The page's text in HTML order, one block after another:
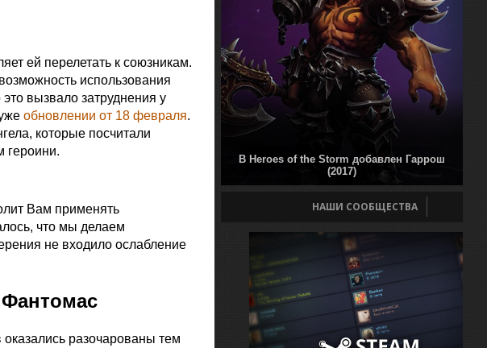
ей перелетать к союзникам.
использования
вызвало затруднения у
обновлении от 18 февраля.
которые посчитали
героини.
Вам применять
что мы делаем
не входило ослабление
Фантомас
разочарованы тем
В Heroes of the Storm добавлен Гаррош
(2017)
НАШИ СООБЩЕСТВА